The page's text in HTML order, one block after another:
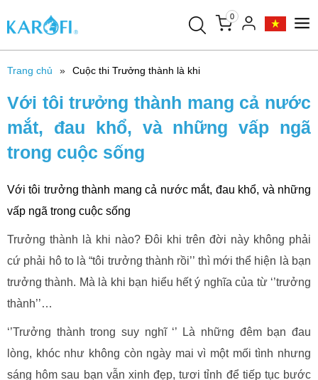
0
Trang chủ Cuộc thi Trưởng thành là khi
Với tôi trưởng thành mang cả nước
mắt, đau khổ, và những vấp ngã
trong cuộc sống
Với tôi trưởng thành mang cả nước mắt, đau khổ, và những
vấp ngã trong cuộc sống
Trưởng thành là khi nào? Đôi khi trên đời này không phải
cứ phải hô to là “tôi trưởng thành rồi’’ thì mới thể hiện là bạn
trưởng thành. Mà là khi bạn hiểu hết ý nghĩa của từ ‘’trưởng
thành’’…
‘’Trưởng thành trong suy nghĩ ‘’ Là những đêm bạn đau
lòng, khóc như không còn ngày mai vì một mối tình nhưng
sáng hôm sau bạn vẫn xinh đẹp, tươi tỉnh để tiếp tục bước